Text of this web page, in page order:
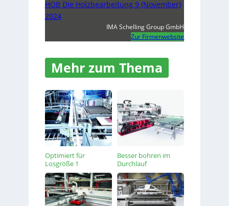
HOB Die Holzbearbeitung 9 (November)
2024
IMA Schelling Group GmbH
Zur Firmenwebsite
Mehr zum Thema
Optimiert für
Losgröße 1
Besser bohren im
Durchlauf